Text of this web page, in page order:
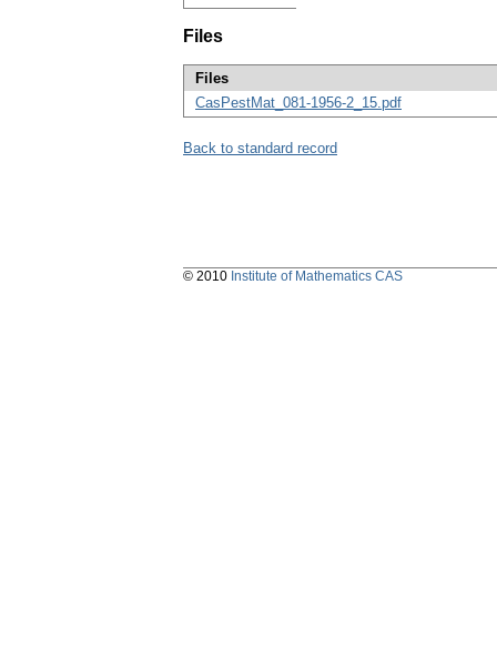
Files
Files
CasPestMat_081-1956-2_15.pdf
Back to standard record
© 2010 Institute of Mathematics CAS